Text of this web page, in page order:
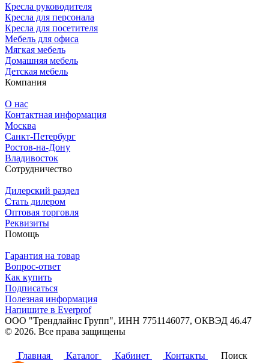
Кресла руководителя
Кресла для персонала
Кресла для посетителя
Мебель для офиса
Мягкая мебель
Домашняя мебель
Детская мебель
Компания
О нас
Контактная информация
Москва
Санкт-Петербург
Ростов-на-Дону
Владивосток
Сотрудничество
Дилерский раздел
Стать дилером
Оптовая торговля
Реквизиты
Помощь
Гарантия на товар
Вопрос-ответ
Как купить
Подписаться
Полезная информация
Напишите в Everprof
ООО "Трендлайнс Групп", ИНН 7751146077, ОКВЭД 46.47
© 2026. Все права защищены
Главная
Каталог Кабинет Контакты Поиск